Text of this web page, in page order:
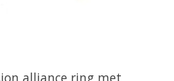
alliance ring met